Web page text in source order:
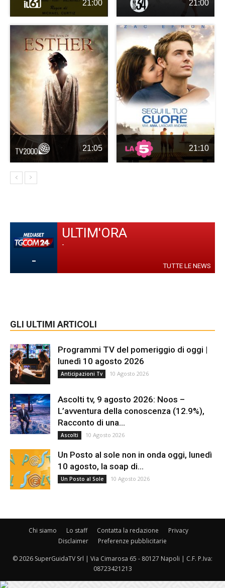
21:00 21:00
21:05 21:10
-
ULTIM'ORA
-
TUTTE LE NEWS
GLI ULTIMI ARTICOLI
Programmi TV del pomeriggio di oggi |
lunedì 10 agosto 2026
Anticipazioni Tv 10 Agosto 2026
Ascolti tv, 9 agosto 2026: Noos –
L’avventura della conoscenza (12.9%),
Racconto di una...
Ascolti 10 Agosto 2026
Un Posto al sole non in onda oggi, lunedì
10 agosto, la soap di...
Un Posto al Sole 10 Agosto 2026
Chi siamo Lo staff Contatta la redazione
Privacy
Disclaimer
Preferenze pubblicitarie
© 2026 SuperGuidaTV Srl | Via Cimarosa 65 - 80127 Napoli | C.F. P.Iva:
08723421213